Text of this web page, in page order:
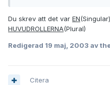
Du skrev att det var EN
HUVUDROLLERNA(Plural)
Redigerad 19 maj, 2003 av
Citera